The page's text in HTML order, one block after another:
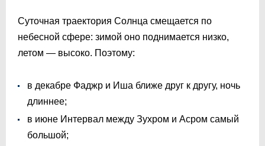
Суточная траектория Солнца смещается по
небесной сфере: зимой оно поднимается низко,
летом — высоко. Поэтому:
в декабре Фаджр и Иша ближе друг к другу, ночь
длиннее;
в июне Интервал между Зухром и Асром самый
большой;